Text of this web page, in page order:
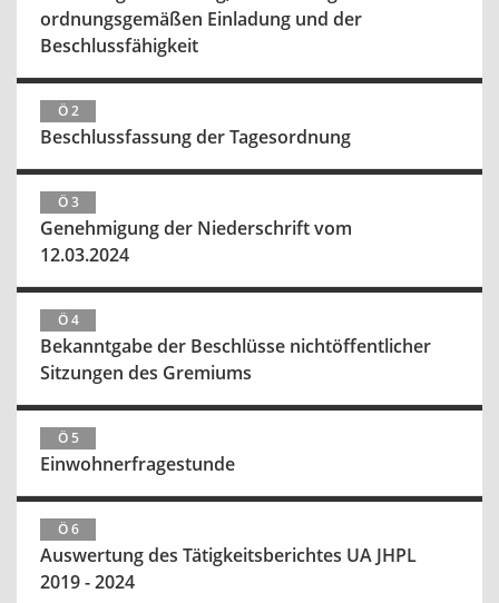
ordnungsgemäßen Einladung und der
Beschlussfähigkeit
Ö 2
Beschlussfassung der Tagesordnung
Ö 3
Genehmigung der Niederschrift vom
12.03.2024
Ö 4
Bekanntgabe der Beschlüsse nichtöffentlicher
Sitzungen des Gremiums
Ö 5
Einwohnerfragestunde
Ö 6
Auswertung des Tätigkeitsberichtes UA JHPL
2019 - 2024